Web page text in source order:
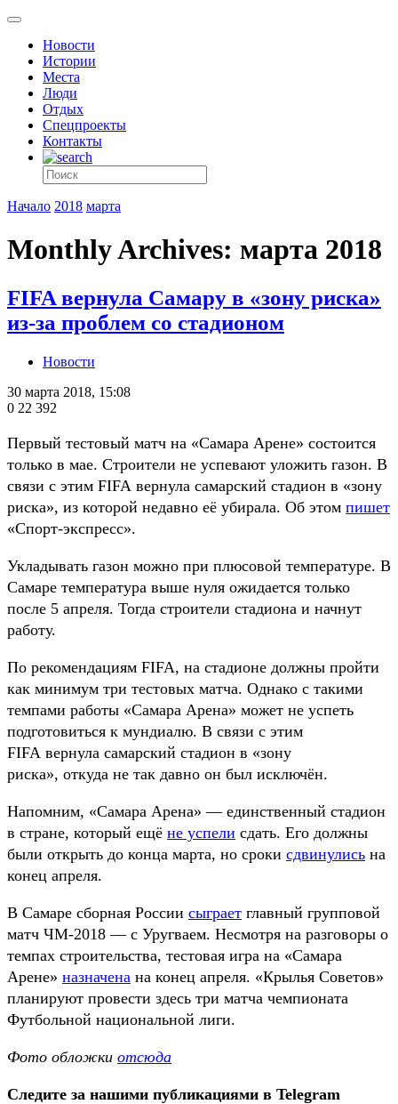
Новости
Истории
Места
Люди
Отдых
Спецпроекты
Контакты
Начало 2018 марта
Monthly Archives: марта 2018
FIFA вернула Самару в «зону риска»
из-за проблем со стадионом
Новости
30 марта 2018, 15:08
0 22 392
Первый тестовый матч на «Самара Арене» состоится
только в мае. Строители не успевают уложить газон. В
связи с этим FIFA вернула самарский стадион в «зону
риска», из которой недавно её убирала. Об этом пишет
«Спорт-экспресс».
Укладывать газон можно при плюсовой температуре. В
Самаре температура выше нуля ожидается только
после 5 апреля. Тогда строители стадиона и начнут
работу.
По рекомендациям FIFA, на стадионе должны пройти
как минимум три тестовых матча. Однако с такими
темпами работы «Самара Арена» может не успеть
подготовиться к мундиалю. В связи с этим
FIFA вернула самарский стадион в «зону
риска», откуда не так давно он был исключён.
Напомним, «Самара Арена» — единственный стадион
в стране, который ещё не успели сдать. Его должны
были открыть до конца марта, но сроки сдвинулись на
конец апреля.
В Самаре сборная России сыграет главный групповой
матч ЧМ-2018 — с Уругваем. Несмотря на разговоры о
темпах строительства, тестовая игра на «Самара
Арене» назначена на конец апреля. «Крылья Советов»
планируют провести здесь три матча чемпионата
Футбольной национальной лиги.
Фото обложки отсюда
Следите за нашими публикациями в Telegram